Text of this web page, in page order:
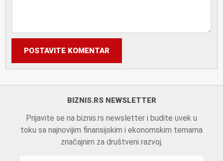
POSTAVITE KOMENTAR
BIZNIS.RS NEWSLETTER
Prijavite se na biznis.rs newsletter i budite uvek u
toku sa najnovijim finansijskim i ekonomskim temama
značajnim za društveni razvoj.